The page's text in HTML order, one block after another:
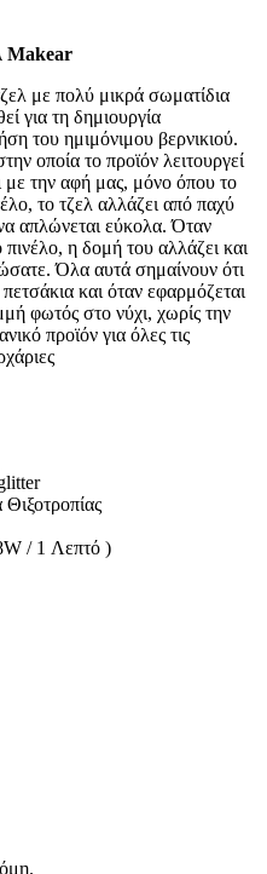
Makear
με πολύ μικρά σωματίδια
για τη δημιουργία
του ημιμόνιμου βερνικιού.
οποία το προϊόν λειτουργεί
με την αφή μας, μόνο όπου το
το τζελ αλλάζει από παχύ
απλώνεται εύκολα. Όταν
η δομή του αλλάζει και
Όλα αυτά σημαίνουν ότι
και όταν εφαρμόζεται
φωτός στο νύχι, χωρίς την
προϊόν για όλες τις
Θιξοτροπίας
/ 1 Λεπτό )